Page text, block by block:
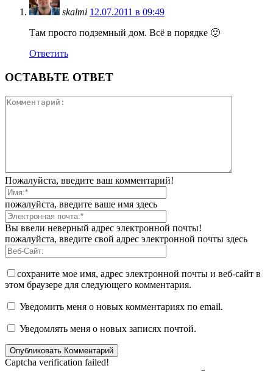
skalmi 12.07.2011 в 09:49
Там просто подземный дом. Всё в порядке 🙂
Ответить
ОСТАВЬТЕ ОТВЕТ
Пожалуйста, введите ваш комментарий!
пожалуйста, введите ваше имя здесь
Вы ввели неверный адрес электронной почты!
пожалуйста, введите свой адрес электронной почты здесь
сохраните мое имя, адрес электронной почты и веб-сайт в
этом браузере для следующего комментария.
Уведомить меня о новых комментариях по email.
Уведомлять меня о новых записях почтой.
Captcha verification failed!